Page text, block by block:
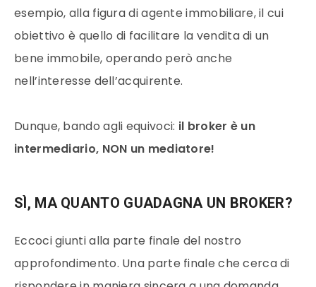
esempio, alla figura di agente immobiliare, il cui
obiettivo è quello di facilitare la vendita di un
bene immobile, operando però anche
nell’interesse dell’acquirente.
Dunque, bando agli equivoci: il broker è un
intermediario, NON un mediatore!
SÌ, MA QUANTO GUADAGNA UN BROKER?
Eccoci giunti alla parte finale del nostro
approfondimento. Una parte finale che cerca di